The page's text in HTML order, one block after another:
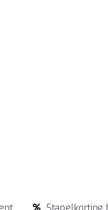
Stapelkorting